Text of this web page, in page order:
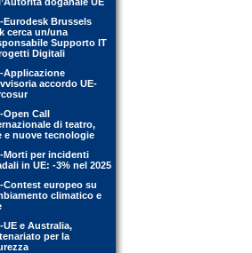
Eurodesk Brussels
cerca un/una
Supporto IT
Digitali
Applicazione
accordo UE-
Open Call
di teatro,
e nuove tecnologie
Morti per incidenti
in UE: -3% nel 2025
Contest europeo su
climatico e
UE e Australia,
per la